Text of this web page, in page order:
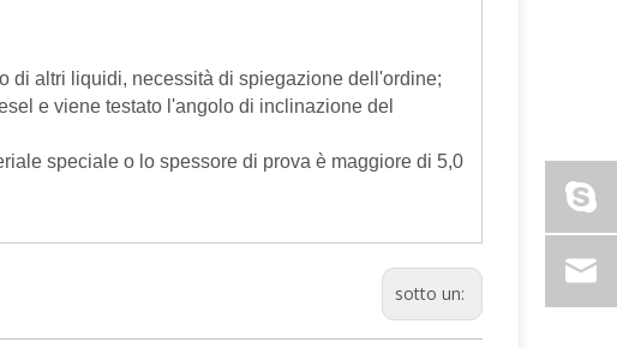
di altri liquidi, necessità di spiegazione dell'ordine;
e viene testato l'angolo di inclinazione del
speciale o lo spessore di prova è maggiore di 5,0
sotto un: